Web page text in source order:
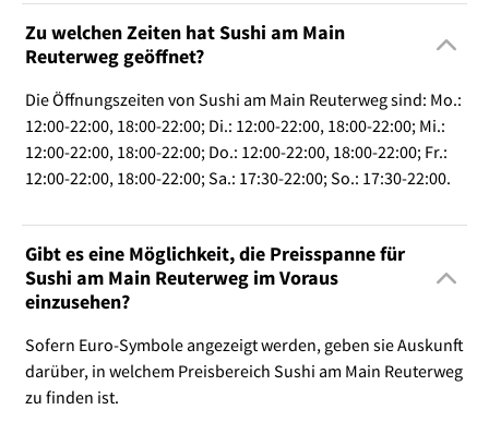
Zu welchen Zeiten hat Sushi am Main
Reuterweg geöffnet?
Die Öffnungszeiten von Sushi am Main Reuterweg sind: Mo.:
12:00-22:00, 18:00-22:00; Di.: 12:00-22:00, 18:00-22:00; Mi.:
12:00-22:00, 18:00-22:00; Do.: 12:00-22:00, 18:00-22:00; Fr.:
12:00-22:00, 18:00-22:00; Sa.: 17:30-22:00; So.: 17:30-22:00.
Gibt es eine Möglichkeit, die Preisspanne für
Sushi am Main Reuterweg im Voraus
einzusehen?
Sofern Euro-Symbole angezeigt werden, geben sie Auskunft
darüber, in welchem Preisbereich Sushi am Main Reuterweg
zu finden ist.